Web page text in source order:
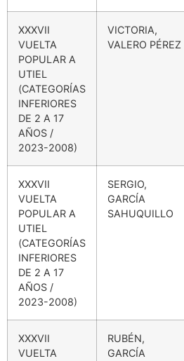
XXXVII
VUELTA
POPULAR A
UTIEL
(CATEGORÍAS
INFERIORES
DE 2 A 17
AÑOS /
2023-2008)
VICTORIA,
VALERO PÉREZ
XXXVII
VUELTA
POPULAR A
UTIEL
(CATEGORÍAS
INFERIORES
DE 2 A 17
AÑOS /
2023-2008)
SERGIO,
GARCÍA
SAHUQUILLO
XXXVII
VUELTA
RUBÉN,
GARCÍA